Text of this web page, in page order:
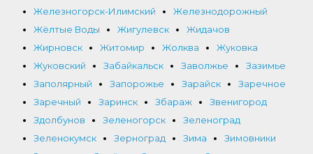
Железногорск-Илимский
Железнодорожный
Жёлтые Воды
Жигулевск
Жидачов
Жирновск
Житомир Жолква
Жуковка
Жуковский
Забайкальск Заволжье
Зазимье
Заполярный
Запорожье Зарайск
Заречное
Заречный
Заринск Збараж
Звенигород
Здолбунов
Зеленогорск
Зеленоград
Зеленокумск
Зерноград Зима
Зимовники